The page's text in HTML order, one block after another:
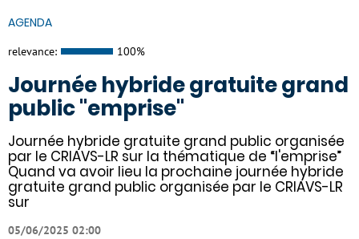
AGENDA
relevance: 100%
Journée hybride gratuite grand
public "emprise"
Journée hybride gratuite grand public organisée
par le CRIAVS-LR sur la thématique de “l'emprise”
Quand va avoir lieu la prochaine journée hybride
gratuite grand public organisée par le CRIAVS-LR
sur
05/06/2025 02:00